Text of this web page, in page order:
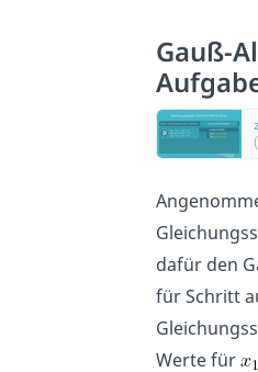
Gauß-
dafür den
für Schritt
Werte für